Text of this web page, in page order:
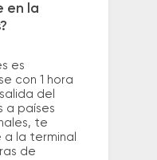
en la
es
con 1 hora
del
a países
te
la terminal
de